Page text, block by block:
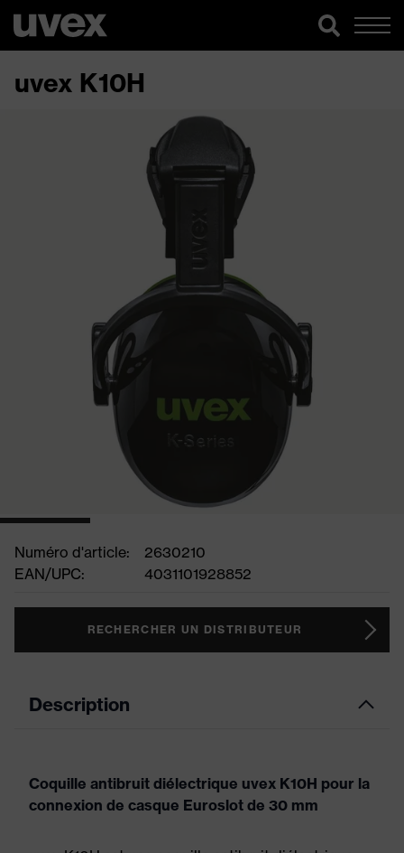
uvex K10H
Numéro d'article:
2630210
EAN/UPC:
4031101928852
RECHERCHER UN DISTRIBUTEUR
Description
Coquille antibruit diélectrique uvex K10H pour la
connexion de casque Euroslot de 30 mm